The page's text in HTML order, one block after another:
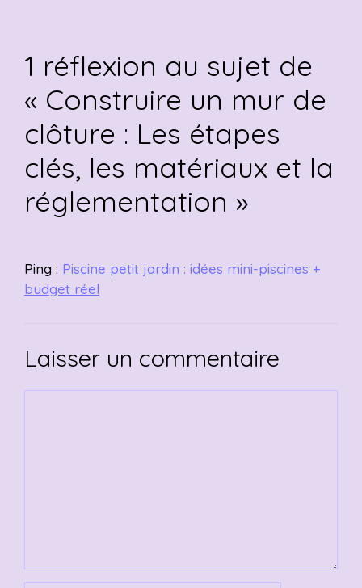
1 réflexion au sujet de
« Construire un mur de
clôture : Les étapes
clés, les matériaux et la
réglementation »
Ping : Piscine petit jardin : idées mini-piscines +
budget réel
Laisser un commentaire